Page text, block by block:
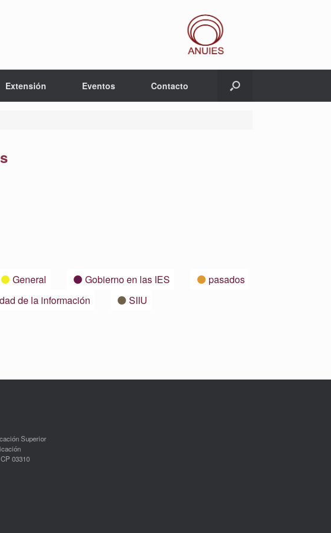
Extensión Eventos Contacto
General Gobierno en las IES
pasados
de la información
SIIU
Superior
03310